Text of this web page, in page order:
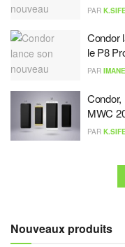
PAR
Condor
le P8
PAR
MWC
PAR
Nouveaux produits